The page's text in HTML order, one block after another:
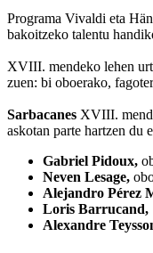
Programa Vivaldi eta
bakoitzeko talentu
XVIII. mendeko lehen
zuen: bi oboerako,
Sarbacanes XVIII.
askotan parte hartzen du
Gabriel Pidoux,
Neven Lesage,
Alejandro Pérez
Loris Barrucand,
Alexandre